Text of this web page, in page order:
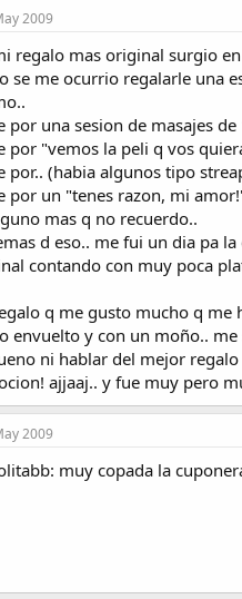
2009
regalo mas original surgio
se me ocurrio regalarle una
por una sesion de masajes
por "vemos la peli q vos
por.. (habia algunos tipo
por un "tenes razon, mi
mas q no recuerdo..
d eso.. me fui un dia pa
contando con muy poca
q me gusto mucho q
envuelto y con un moño..
ni hablar del mejor
ajjaaj.. y fue muy pero
2009
muy copada la